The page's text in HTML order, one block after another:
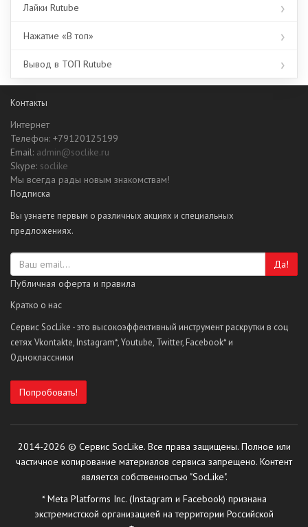
Лайки Rutube
Нажатие «В топ»
Вывод в ТОП Rutube
Контакты
Интернет
Телефон: +79120125199
Email: admin@soclike.ru
Skype: soclike
Мы всегда рады новым знакомствам!
Подписка
Вы узнаете первым о различных акциях и специальных
предложениях.
Да!
Публичная оферта и правила
Кратко о нас
Сервис SocLike - это высокоэффективный инструмент раскрутки в соц
сетях Vkontakte, Instagram*, Youtube, Twitter, Facebook* и
Одноклассники
Попробовать!
2014-2026 © Сервис SocLike. Все права защищены. Полное или
частичное копирование материалов сервиса запрещено. Контент
является собственностью "SocLike".
* Meta Platforms Inc. (Instagram и Facebook) признана
экстремистской организацией на территории Российской